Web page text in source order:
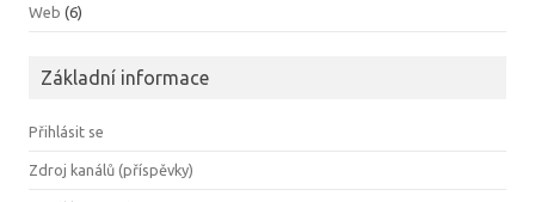
Web (6)
Základní informace
Přihlásit se
Zdroj kanálů (příspěvky)